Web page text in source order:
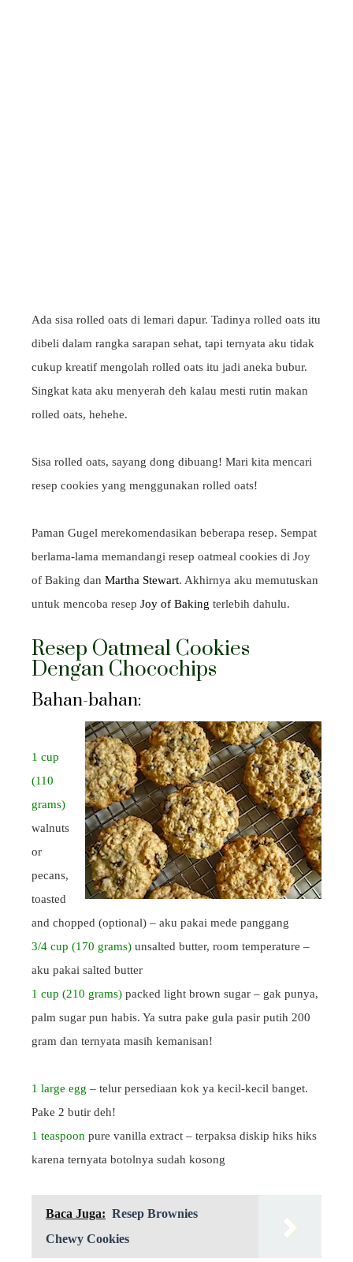
Ada sisa rolled oats di lemari dapur. Tadinya rolled oats itu
dibeli dalam rangka sarapan sehat, tapi ternyata aku tidak
cukup kreatif mengolah rolled oats itu jadi aneka bubur.
Singkat kata aku menyerah deh kalau mesti rutin makan
rolled oats, hehehe.
Sisa rolled oats, sayang dong dibuang! Mari kita mencari
resep cookies yang menggunakan rolled oats!
Paman Gugel merekomendasikan beberapa resep. Sempat
berlama-lama memandangi resep oatmeal cookies di Joy
of Baking dan Martha Stewart. Akhirnya aku memutuskan
untuk mencoba resep Joy of Baking terlebih dahulu.
Resep Oatmeal Cookies
Dengan Chocochips
Bahan-bahan:
1 cup
(110
grams)
walnuts
or
pecans,
toasted
and chopped (optional) – aku pakai mede panggang
3/4 cup (170 grams) unsalted butter, room temperature –
aku pakai salted butter
1 cup (210 grams) packed light brown sugar – gak punya,
palm sugar pun habis. Ya sutra pake gula pasir putih 200
gram dan ternyata masih kemanisan!
1 large egg – telur persediaan kok ya kecil-kecil banget.
Pake 2 butir deh!
1 teaspoon pure vanilla extract – terpaksa diskip hiks hiks
karena ternyata botolnya sudah kosong
Baca Juga: Resep Brownies
Chewy Cookies